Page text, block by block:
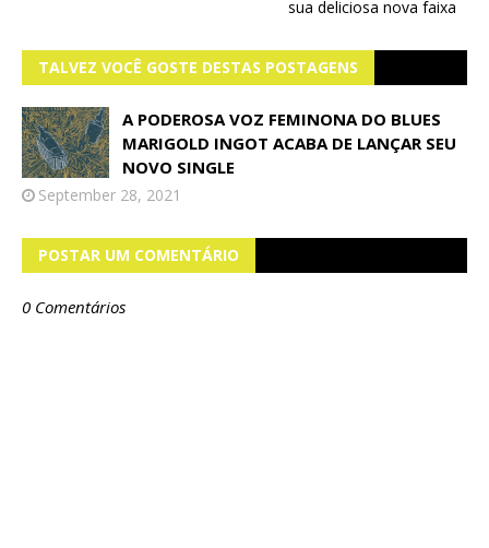
sua deliciosa nova faixa
TALVEZ VOCÊ GOSTE DESTAS POSTAGENS
A PODEROSA VOZ FEMINONA DO BLUES
MARIGOLD INGOT ACABA DE LANÇAR SEU
NOVO SINGLE
September 28, 2021
POSTAR UM COMENTÁRIO
0 Comentários